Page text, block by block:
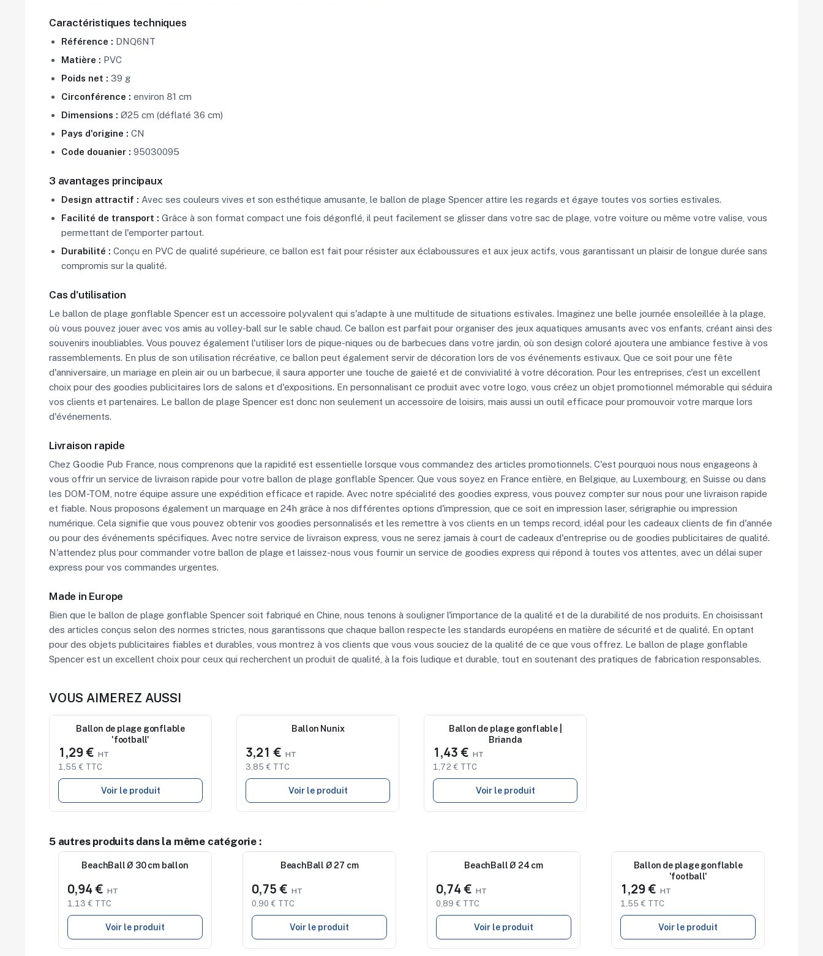
Caractéristiques techniques
Référence : DNQ6NT
Matière : PVC
Poids net : 39 g
Circonférence : environ 81 cm
Dimensions : Ø25 cm (déflaté 36 cm)
Pays d'origine : CN
Code douanier : 95030095
3 avantages principaux
Design attractif : Avec ses couleurs vives et son esthétique amusante, le ballon de plage Spencer attire les regards et égaye toutes vos sorties estivales.
Facilité de transport : Grâce à son format compact une fois dégonflé, il peut facilement se glisser dans votre sac de plage, votre voiture ou même votre valise, vous
permettant de l'emporter partout.
Durabilité : Conçu en PVC de qualité supérieure, ce ballon est fait pour résister aux éclaboussures et aux jeux actifs, vous garantissant un plaisir de longue durée sans
compromis sur la qualité.
Cas d'utilisation
Le ballon de plage gonflable Spencer est un accessoire polyvalent qui s'adapte à une multitude de situations estivales. Imaginez une belle journée ensoleillée à la plage,
où vous pouvez jouer avec vos amis au volley-ball sur le sable chaud. Ce ballon est parfait pour organiser des jeux aquatiques amusants avec vos enfants, créant ainsi des
souvenirs inoubliables. Vous pouvez également l'utiliser lors de pique-niques ou de barbecues dans votre jardin, où son design coloré ajoutera une ambiance festive à vos
rassemblements. En plus de son utilisation récréative, ce ballon peut également servir de décoration lors de vos événements estivaux. Que ce soit pour une fête
d'anniversaire, un mariage en plein air ou un barbecue, il saura apporter une touche de gaieté et de convivialité à votre décoration. Pour les entreprises, c'est un excellent
choix pour des goodies publicitaires lors de salons et d'expositions. En personnalisant ce produit avec votre logo, vous créez un objet promotionnel mémorable qui séduira
vos clients et partenaires. Le ballon de plage Spencer est donc non seulement un accessoire de loisirs, mais aussi un outil efficace pour promouvoir votre marque lors
d'événements.
Livraison rapide
Chez Goodie Pub France, nous comprenons que la rapidité est essentielle lorsque vous commandez des articles promotionnels. C'est pourquoi nous nous engageons à
vous offrir un service de livraison rapide pour votre ballon de plage gonflable Spencer. Que vous soyez en France entière, en Belgique, au Luxembourg, en Suisse ou dans
les DOM-TOM, notre équipe assure une expédition efficace et rapide. Avec notre spécialité des goodies express, vous pouvez compter sur nous pour une livraison rapide
et fiable. Nous proposons également un marquage en 24h grâce à nos différentes options d'impression, que ce soit en impression laser, sérigraphie ou impression
numérique. Cela signifie que vous pouvez obtenir vos goodies personnalisés et les remettre à vos clients en un temps record, idéal pour les cadeaux clients de fin d'année
ou pour des événements spécifiques. Avec notre service de livraison express, vous ne serez jamais à court de cadeaux d'entreprise ou de goodies publicitaires de qualité.
N'attendez plus pour commander votre ballon de plage et laissez-nous vous fournir un service de goodies express qui répond à toutes vos attentes, avec un délai super
express pour vos commandes urgentes.
Made in Europe
Bien que le ballon de plage gonflable Spencer soit fabriqué en Chine, nous tenons à souligner l'importance de la qualité et de la durabilité de nos produits. En choisissant
des articles conçus selon des normes strictes, nous garantissons que chaque ballon respecte les standards européens en matière de sécurité et de qualité. En optant
pour des objets publicitaires fiables et durables, vous montrez à vos clients que vous vous souciez de la qualité de ce que vous offrez. Le ballon de plage gonflable
Spencer est un excellent choix pour ceux qui recherchent un produit de qualité, à la fois ludique et durable, tout en soutenant des pratiques de fabrication responsables.
VOUS AIMEREZ AUSSI
NouveauBallon de plage gonflable
'football'
1,29 €
1,55 € TTC
Voir le produit
Ballon Nunix
3,21 €
3,85 € TTC
Voir le produit
Nouveau
Ballon de plage gonflable |
Brianda
1,43 €
1,72 € TTC
Voir le produit
5 autres produits dans la même catégorie :
Nouveau
BeachBall Ø 30 cm ballon
0,94 €
1,13 € TTC
Voir le produit
NouveauBeachBall Ø 27 cm
0,75 €
0,90 € TTC
Voir le produit
NouveauBeachBall Ø 24 cm
0,74 €
0,89 € TTC
Voir le produit
Nouveau
Ballon de plage gonflable
'football'
1,29 €
1,55 € TTC
Voir le produit